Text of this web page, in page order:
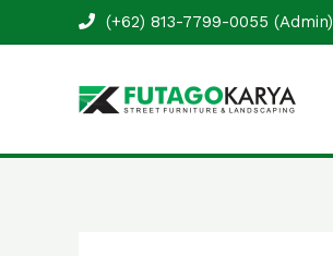
to
(+62) 813-7799-0055 (Admin)